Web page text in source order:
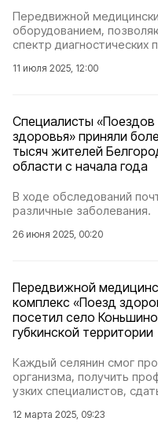
Передвижной
оборудованием,
спектр диагностических
11 июля 2025, 12:00
Специалисты «Поездов
здоровья» приняли
тысяч жителей
области с начала года
В ходе обследований
различные заболевания.
26 июня 2025, 00:20
Передвижной
комплекс «Поезд
посетил село Коньшино
губкинской территории
Каждый селянин смог
организма, получить
узких специалистов,
12 марта 2025, 09:23